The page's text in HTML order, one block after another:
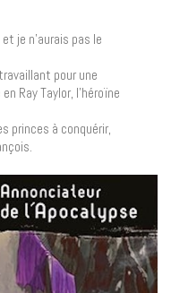
je n’aurais pas le
pour une
Ray Taylor, l’héroïne
princes à conquérir,